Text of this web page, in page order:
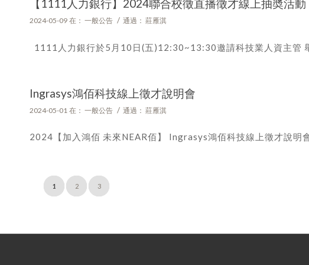
【1111人力銀行】2024聯合校徵直播徵才線上抽奬活動
2024-05-09 在： 一般公告 / 通過： 莊雁淇
1111人力銀行於5月10日(五)12:30~13:30邀請科技業人資主管
Ingrasys鴻佰科技線上徵才說明會
2024-05-01 在： 一般公告 / 通過： 莊雁淇
2024【加入鴻佰 未來NEAR佰】 Ingrasys鴻佰科技線上徵才說
1 2 3